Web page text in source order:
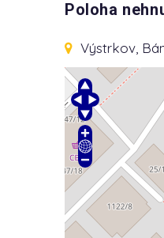
Poloha
Výstrkov ,